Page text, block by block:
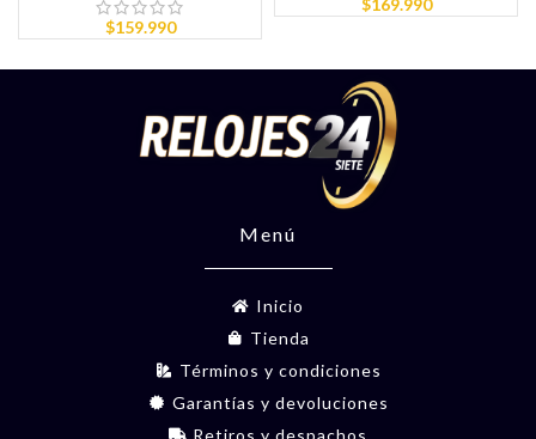
$159.990
$169.990
Menú
Inicio
Tienda
Términos y condiciones
Garantías y devoluciones